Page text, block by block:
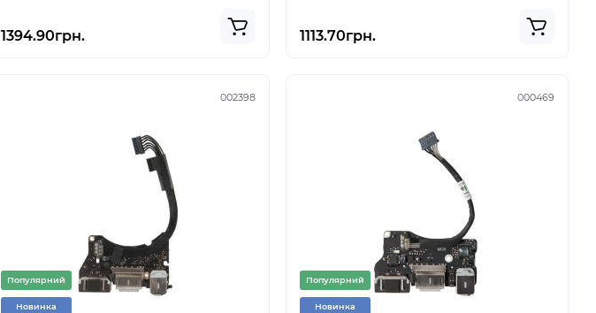
1394.90грн. 1113.70грн.
002398
Популярний
Новинка
000469
Популярний
Новинка